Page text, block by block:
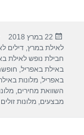
e
b
o
o
פורסם
בתאריך
22 במרץ 2018
לאילת במרץ,דילים
חבילת נופש לאילת
באילת באפריל,
באפריל,מלונות
השוואת מחירים,
מבצעים,מלונות